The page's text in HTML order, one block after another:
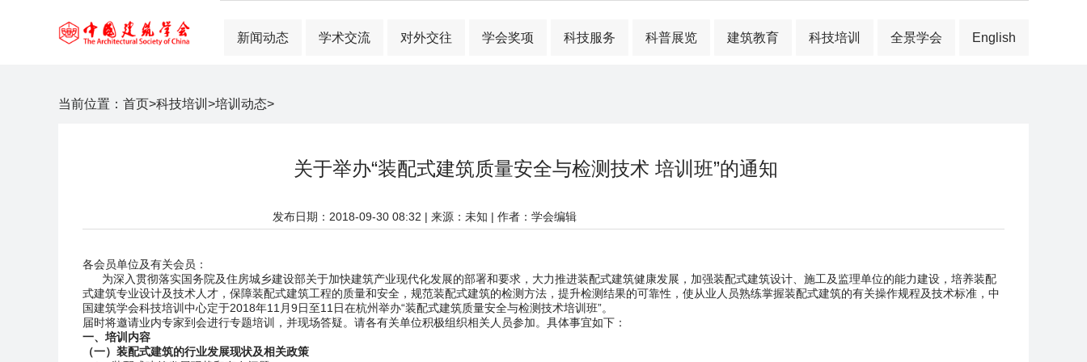
新闻动态 学术交流 对外交往 学会奖项 科技服务 科普展览 建筑教育 科技培训 全景学会 English
当前位置： 首页>科技培训 >培训动态>
关于举办“装配式建筑质量安全与检测技术 培训班”的通知
发布日期：2018-09-30 08:32 | 来源：未知 | 作者：学会编辑
各会员单位及有关会员：
为深入贯彻落实国务院及住房城乡建设部关于加快建筑产业现代化发展的部署和要求，大力推进装配式建筑健康发展，加强装配式建筑设计、施工及监理单位的能力建设，培养装配
式建筑专业设计及技术人才，保障装配式建筑工程的质量和安全，规范装配式建筑的检测方法，提升检测结果的可靠性，使从业人员熟练掌握装配式建筑的有关操作规程及技术标准，中
国建筑学会科技培训中心定于2018年11月9日至11日在杭州举办“装配式建筑质量安全与检测技术培训班”。
届时将邀请业内专家到会进行专题培训，并现场答疑。请各有关单位积极组织相关人员参加。具体事宜如下：
一、培训内容
（一）装配式建筑的行业发展现状及相关政策